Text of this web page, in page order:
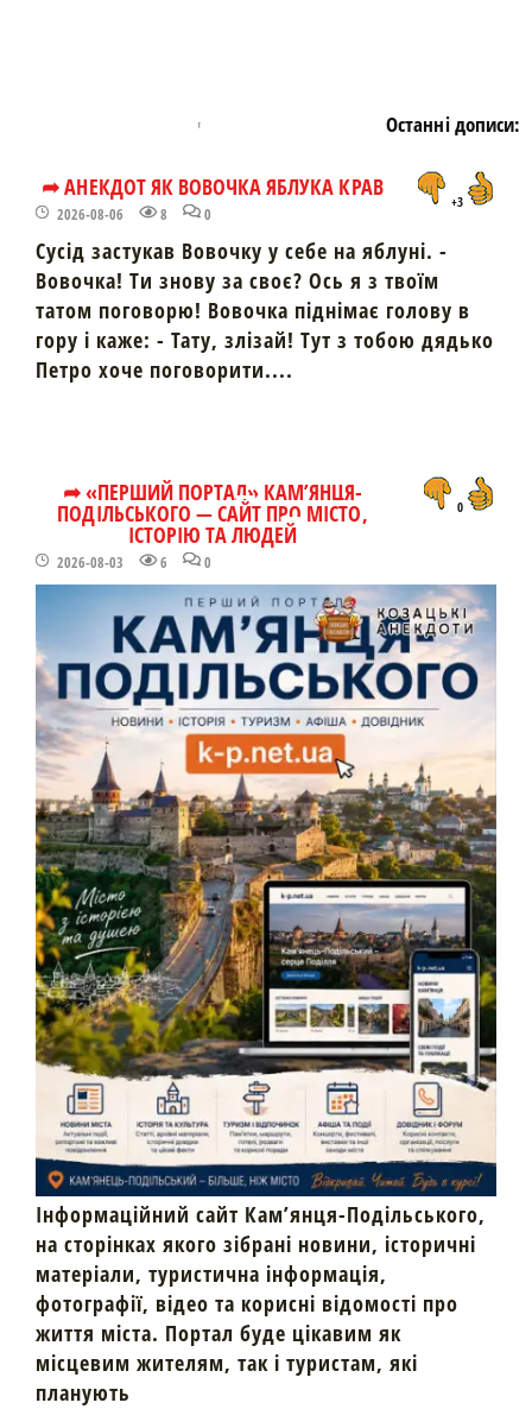
Останні дописи:
➦ АНЕКДОТ ЯК ВОВОЧКА ЯБЛУКА КРАВ
2026-08-06 8 0
+3
Сусід застукав Вовочку у себе на яблуні. -
Вовочка! Ти знову за своє? Ось я з твоїм
татом поговорю! Вовочка піднімає голову в
гору і каже: - Тату, злізай! Тут з тобою дядько
Петро хоче поговорити....
➦ «ПЕРШИЙ ПОРТАЛ» КАМ’ЯНЦЯ-
ПОДІЛЬСЬКОГО — САЙТ ПРО МІСТО,
ІСТОРІЮ ТА ЛЮДЕЙ
2026-08-03 6 0
0
Інформаційний сайт Кам’янця-Подільського,
на сторінках якого зібрані новини, історичні
матеріали, туристична інформація,
фотографії, відео та корисні відомості про
життя міста. Портал буде цікавим як
місцевим жителям, так і туристам, які
планують